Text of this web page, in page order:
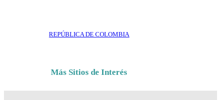
REPÚBLICA DE COLOMBIA
Más Sitios de Interés